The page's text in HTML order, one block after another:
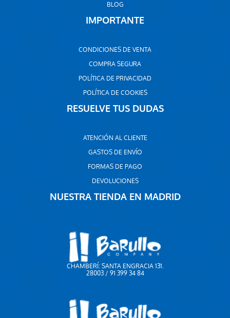
BLOG
IMPORTANTE
CONDICIONES DE VENTA
COMPRA SEGURA
POLÍTICA DE PRIVACIDAD
POLÍTICA DE COOKIES
RESUELVE TUS DUDAS
ATENCIÓN AL CLIENTE
GASTOS DE ENVÍO
FORMAS DE PAGO
DEVOLUCIONES
NUESTRA TIENDA EN MADRID
CHAMBERÍ: SANTA ENGRACIA 131.
28003 / 91 399 34 84